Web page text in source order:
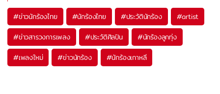
#ข่าวนักร้องไทย #นักร้องไทย #ประวัตินักร้อง #artist
#ข่าวสารวงการเพลง #ประวัติศิลปิน #นักร้องลูกทุ่ง
#เพลงใหม่ #ข่าวนักร้อง #นักร้องเกาหลี